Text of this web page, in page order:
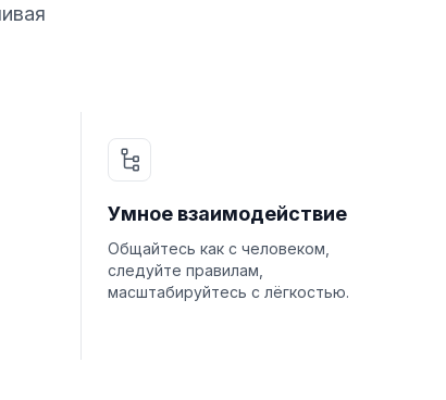
Умное взаимодействие
Общайтесь как с человеком,
следуйте правилам,
масштабируйтесь с лёгкостью.